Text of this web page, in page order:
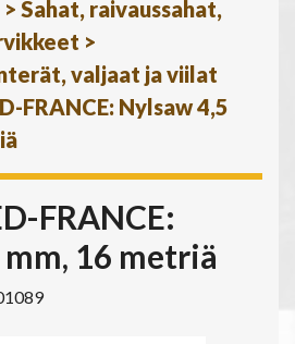
> Sahat, raivaussahat,
>
valjaat ja viilat
FRANCE: Nylsaw 4,5
FRANCE:
16 metriä